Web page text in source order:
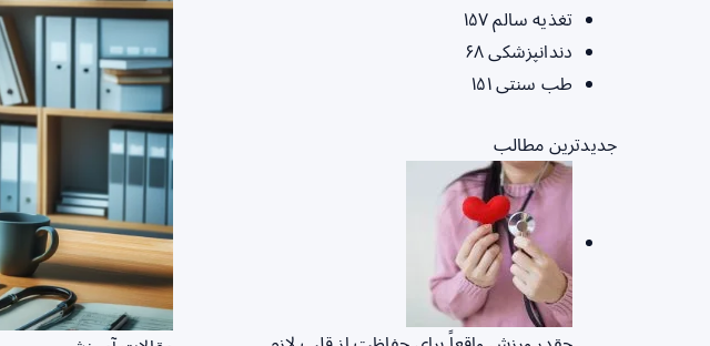
تغذیه سالم۱۵۷
دندانپزشکی۶۸
طب سنتی۱۵۱
جدیدترین مطالب